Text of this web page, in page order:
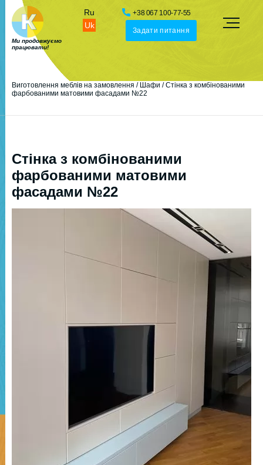
Ми продовжуємо
працювати!
Uk
Ru +38 067 100-77-55
Задати питання
Виготовлення меблів на замовлення / Шафи /Стінка з комбінованими
фарбованими матовими фасадами №22
Стінка з комбінованими
фарбованими матовими
фасадами №22